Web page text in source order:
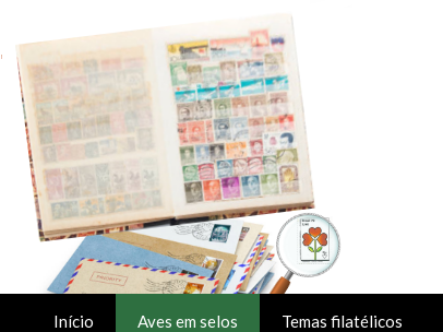
Início Aves em selos Temas filatélicos